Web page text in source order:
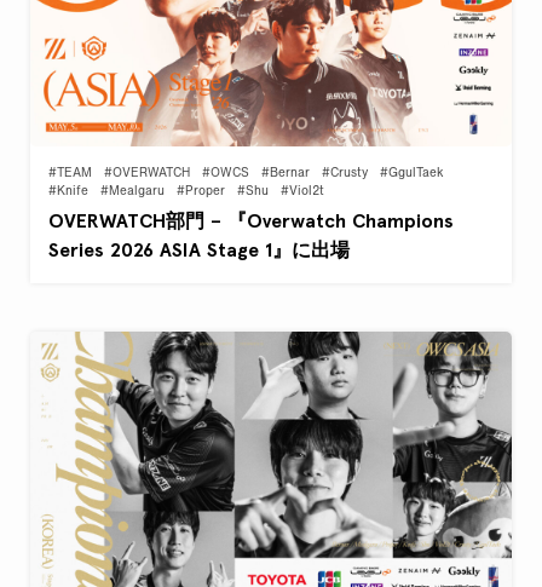
#TEAM #OVERWATCH #OWCS #Bernar #Crusty
#GgulTaek
#Knife
#Mealgaru #Proper #Shu #Viol2t
OVERWATCH部門 – 『Overwatch Champions
Series 2026 ASIA Stage 1』に出場